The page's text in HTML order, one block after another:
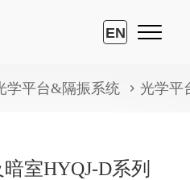
EN
学平台&隔振系统 光学平
室HYQJ-D系列